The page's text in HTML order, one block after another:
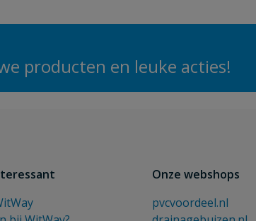
producten en leuke acties!
Onze webshops
pvcvoordeel.nl